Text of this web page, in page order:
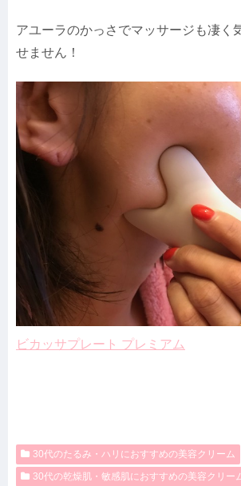
アユーラのかっさでマッサージも凄く
せません！
ビカッサプレート プレミアム
30代のたるみ・ハリにおすすめの美容クリーム
30代の乾燥肌・敏感肌におすすめの美容クリー